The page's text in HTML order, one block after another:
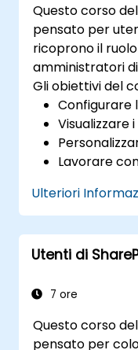
Questo corso
pensato per
ricoprono il
amministratori
Gli obiettivi del
Configurare
Visualizzare
Lavorare
Configurare
funzionalità
Creare e
Ulteriori
Utenti di
7 ore
Questo corso
pensato per